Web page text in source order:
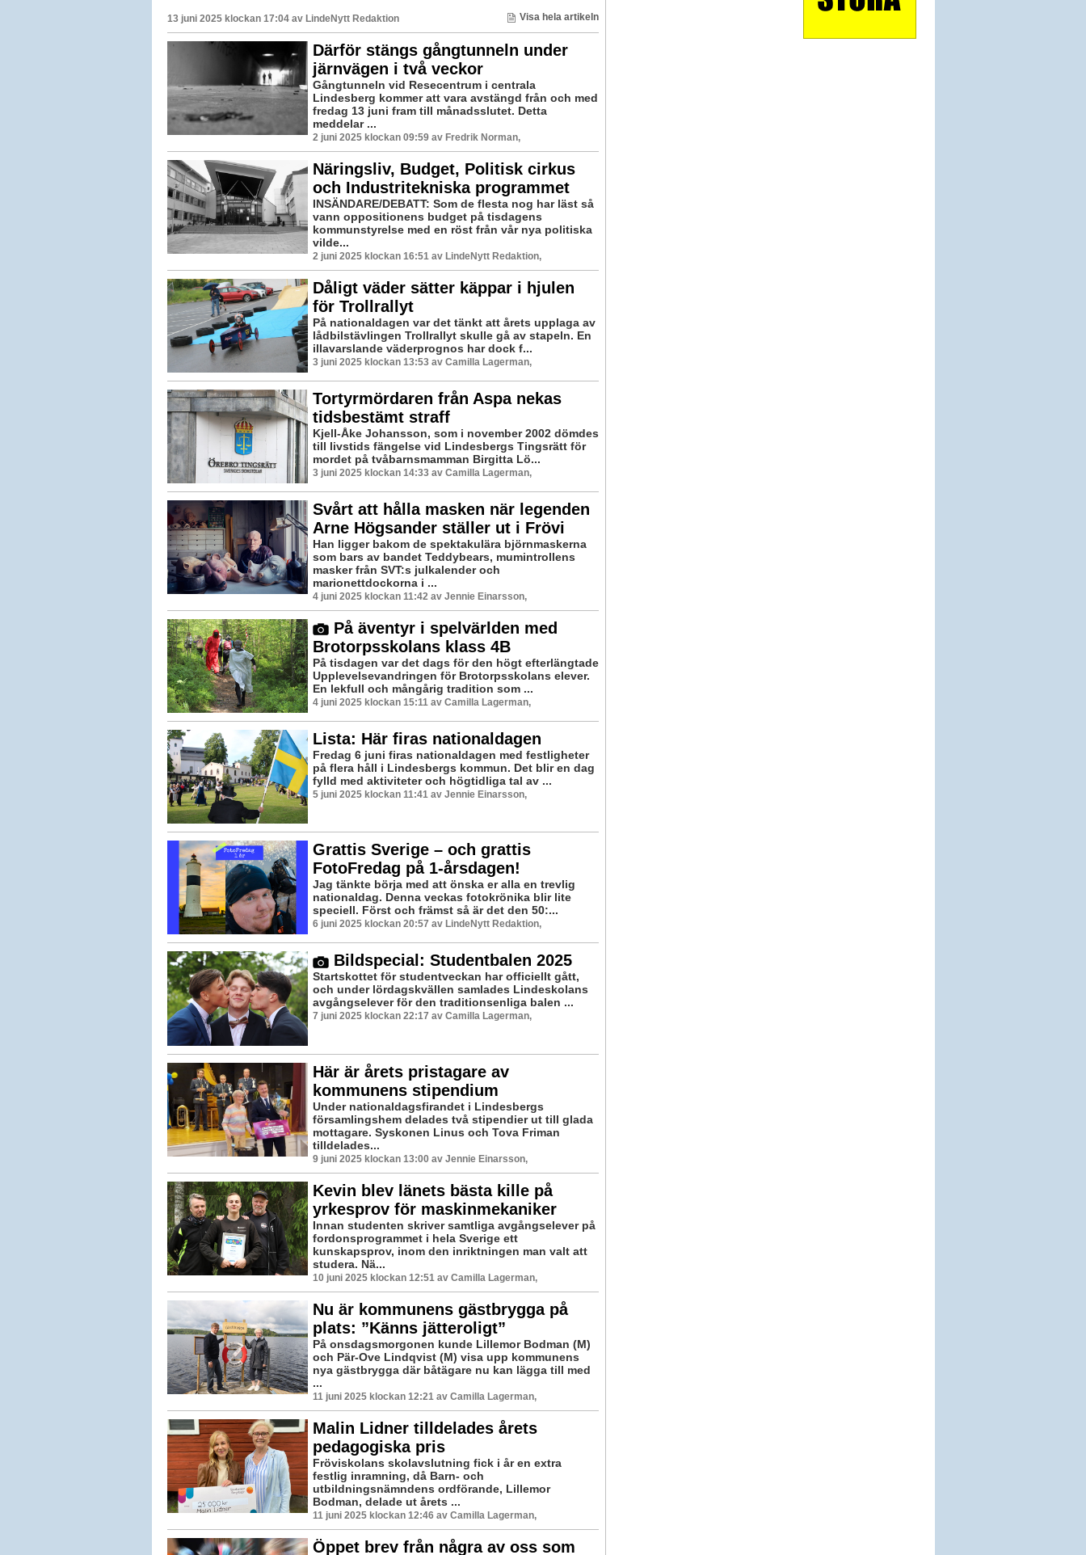
13 juni 2025 klockan 17:04 av LindeNytt Redaktion Visa hela artikeln
Därför stängs gångtunneln under
järnvägen i två veckor
Gångtunneln vid Resecentrum i centrala
Lindesberg kommer att vara avstängd från och med
fredag 13 juni fram till månadsslutet. Detta
meddelar ...
2 juni 2025 klockan 09:59 av Fredrik Norman,
Näringsliv, Budget, Politisk cirkus
och Industritekniska programmet
INSÄNDARE/DEBATT: Som de flesta nog har läst så
vann oppositionens budget på tisdagens
kommunstyrelse med en röst från vår nya politiska
vilde...
2 juni 2025 klockan 16:51 av LindeNytt Redaktion,
Dåligt väder sätter käppar i hjulen
för Trollrallyt
På nationaldagen var det tänkt att årets upplaga av
lådbilstävlingen Trollrallyt skulle gå av stapeln. En
illavarslande väderprognos har dock f...
3 juni 2025 klockan 13:53 av Camilla Lagerman,
Tortyrmördaren från Aspa nekas
tidsbestämt straff
Kjell-Åke Johansson, som i november 2002 dömdes
till livstids fängelse vid Lindesbergs Tingsrätt för
mordet på tvåbarnsmamman Birgitta Lö...
3 juni 2025 klockan 14:33 av Camilla Lagerman,
Svårt att hålla masken när legenden
Arne Högsander ställer ut i Frövi
Han ligger bakom de spektakulära björnmaskerna
som bars av bandet Teddybears, mumintrollens
masker från SVT:s julkalender och
marionettdockorna i ...
4 juni 2025 klockan 11:42 av Jennie Einarsson,
På äventyr i spelvärlden med
Brotorpsskolans klass 4B
På tisdagen var det dags för den högt efterlängtade
Upplevelsevandringen för Brotorpsskolans elever.
En lekfull och mångårig tradition som ...
4 juni 2025 klockan 15:11 av Camilla Lagerman,
Lista: Här firas nationaldagen
Fredag 6 juni firas nationaldagen med festligheter
på flera håll i Lindesbergs kommun. Det blir en dag
fylld med aktiviteter och högtidliga tal av ...
5 juni 2025 klockan 11:41 av Jennie Einarsson,
Grattis Sverige – och grattis
FotoFredag på 1-årsdagen!
Jag tänkte börja med att önska er alla en trevlig
nationaldag. Denna veckas fotokrönika blir lite
speciell. Först och främst så är det den 50:...
6 juni 2025 klockan 20:57 av LindeNytt Redaktion,
Bildspecial: Studentbalen 2025
Startskottet för studentveckan har officiellt gått,
och under lördagskvällen samlades Lindeskolans
avgångselever för den traditionsenliga balen ...
7 juni 2025 klockan 22:17 av Camilla Lagerman,
Här är årets pristagare av
kommunens stipendium
Under nationaldagsfirandet i Lindesbergs
församlingshem delades två stipendier ut till glada
mottagare. Syskonen Linus och Tova Friman
tilldelades...
9 juni 2025 klockan 13:00 av Jennie Einarsson,
Kevin blev länets bästa kille på
yrkesprov för maskinmekaniker
Innan studenten skriver samtliga avgångselever på
fordonsprogrammet i hela Sverige ett
kunskapsprov, inom den inriktningen man valt att
studera. Nä...
10 juni 2025 klockan 12:51 av Camilla Lagerman,
Nu är kommunens gästbrygga på
plats: ”Känns jätteroligt”
På onsdagsmorgonen kunde Lillemor Bodman (M)
och Pär-Ove Lindqvist (M) visa upp kommunens
nya gästbrygga där båtägare nu kan lägga till med
...
11 juni 2025 klockan 12:21 av Camilla Lagerman,
Malin Lidner tilldelades årets
pedagogiska pris
Fröviskolans skolavslutning fick i år en extra
festlig inramning, då Barn- och
utbildningsnämndens ordförande, Lillemor
Bodman, delade ut årets ...
11 juni 2025 klockan 12:46 av Camilla Lagerman,
Öppet brev från några av oss som